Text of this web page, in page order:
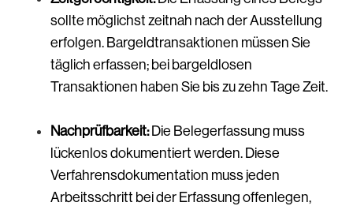
sollte möglichst zeitnah nach der Ausstellung
erfolgen. Bargeldtransaktionen müssen Sie
täglich erfassen; bei bargeldlosen
Transaktionen haben Sie bis zu zehn Tage Zeit.
Nachprüfbarkeit:Die Belegerfassung muss
lückenlos dokumentiert werden. Diese
Verfahrensdokumentation muss jeden
Arbeitsschritt bei der Erfassung offenlegen,